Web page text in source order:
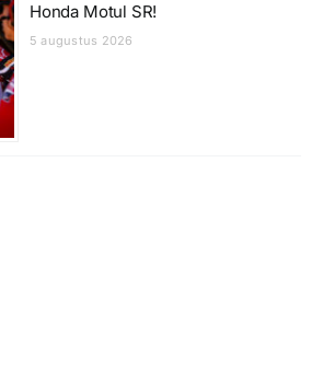
Honda Motul SR!
5 augustus 2026